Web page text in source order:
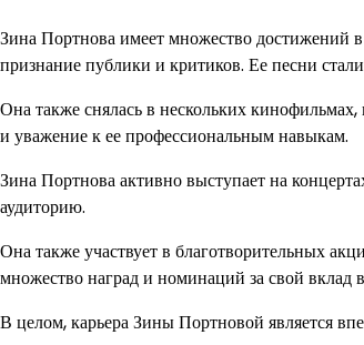
Зина Портнова имеет множество достижений
признание публики и критиков. Ее песни
Она также снялась в нескольких
и уважение к ее профессиональным навыкам.
Зина Портнова активно выступает на
аудиторию.
Она также участвует в благотворительных
множество наград и номинаций за свой вклад
В целом, карьера Зины Портновой является